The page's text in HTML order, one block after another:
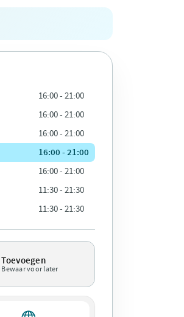
16:00 - 21:00
16:00 - 21:00
16:00 - 21:00
16:00 - 21:00
16:00 - 21:00
11:30 - 21:30
11:30 - 21:30
Toevoegen
Bewaar voor later